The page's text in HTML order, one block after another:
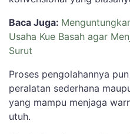
Baca Juga:
Usaha Kue Basah agar
Surut
Proses pengolahannya
peralatan sederhana
yang mampu menjaga
utuh.